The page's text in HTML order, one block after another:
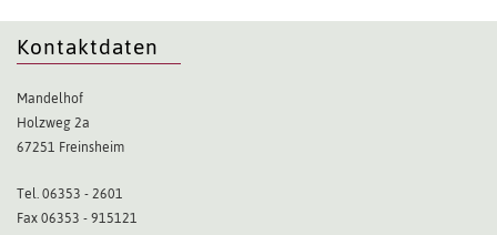
Kontaktdaten
Mandelhof
Holzweg 2a
67251 Freinsheim
Tel. 06353 - 2601
Fax 06353 - 915121